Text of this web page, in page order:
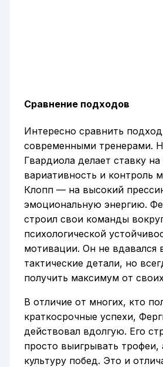
Сравнение подходов
Интересно сравнить
современными тренерами.
Гвардиола делает ставку
вариативность и контроль
Клопп — на высокий
эмоциональную энергию.
строил свои команды
психологической
мотивации. Он не вдавался
тактические детали, но
получить максимум от
В отличие от многих, кто
краткосрочные успехи,
действовал вдолгую. Его
просто выигрывать трофеи,
культуру побед. Это и